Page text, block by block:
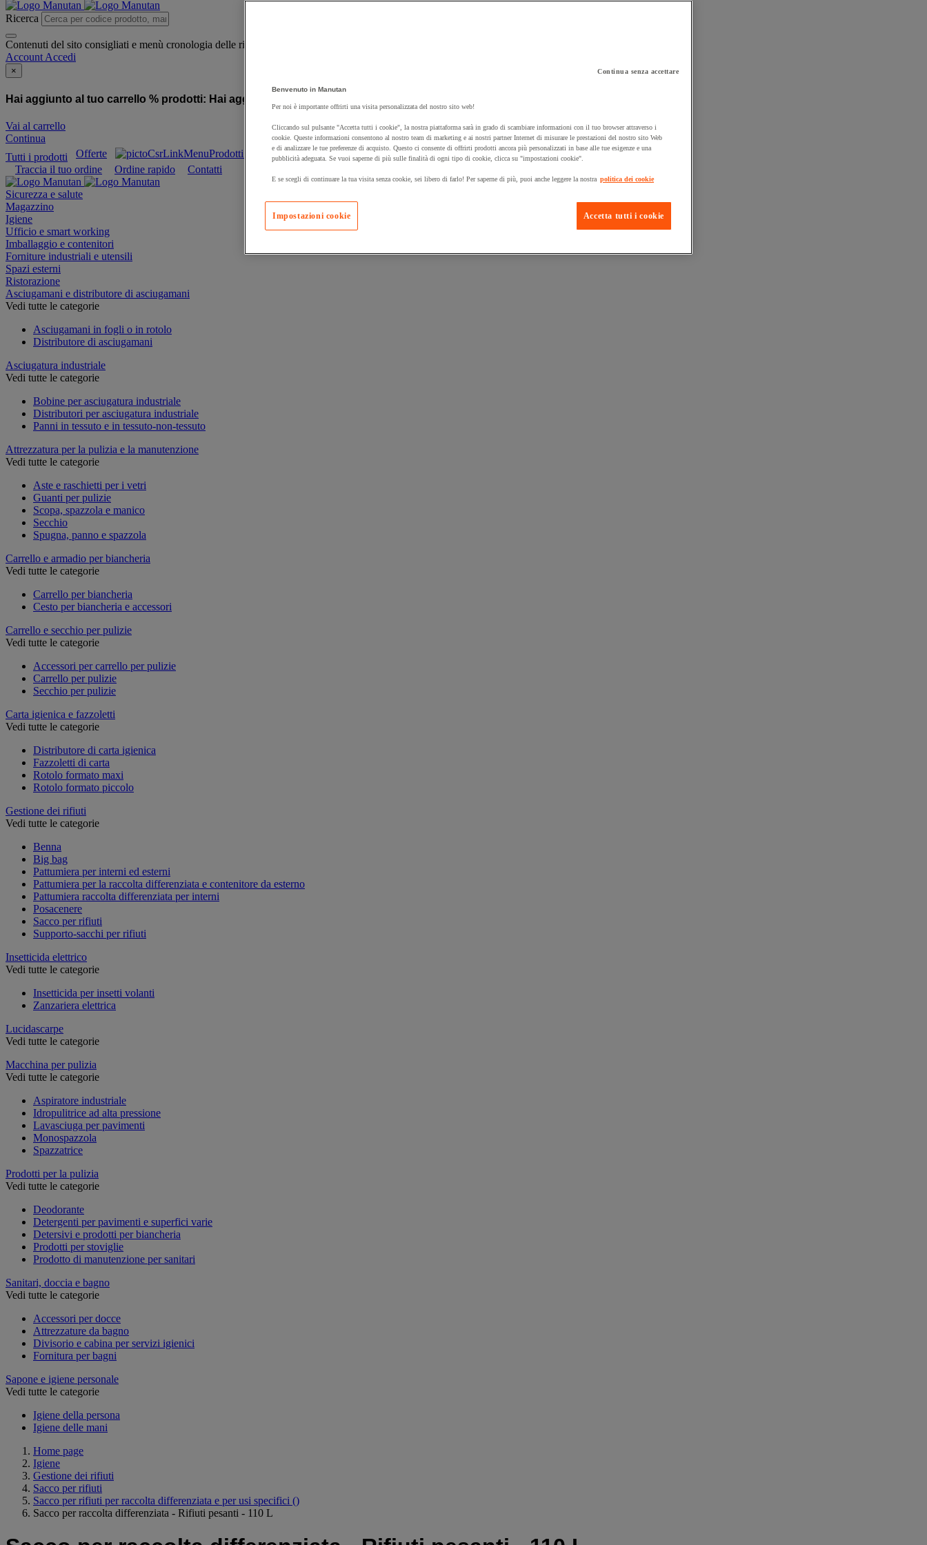
Ricerca
Contenuti del sito consigliati e menù cronologia delle ricerche
Account Accedi
×
Hai aggiunto al tuo carrello % prodotti: Hai aggiunto al tuo carrello un prodotto:
Vai al carrello
Continua
Tutti i prodotti
Offerte Prodotti sostenibili Manutan Expert
Prodotti in pronta consegna
Traccia il tuo ordine
Ordine rapido Contatti
Sicurezza e salute
Magazzino
Igiene
Ufficio e smart working
Imballaggio e contenitori
Forniture industriali e utensili
Spazi esterni
Ristorazione
Asciugamani e distributore di asciugamani
Vedi tutte le categorie
Asciugamani in fogli o in rotolo
Distributore di asciugamani
Asciugatura industriale
Vedi tutte le categorie
Bobine per asciugatura industriale
Distributori per asciugatura industriale
Panni in tessuto e in tessuto-non-tessuto
Attrezzatura per la pulizia e la manutenzione
Vedi tutte le categorie
Aste e raschietti per i vetri
Guanti per pulizie
Scopa, spazzola e manico
Secchio
Spugna, panno e spazzola
Carrello e armadio per biancheria
Vedi tutte le categorie
Carrello per biancheria
Cesto per biancheria e accessori
Carrello e secchio per pulizie
Vedi tutte le categorie
Accessori per carrello per pulizie
Carrello per pulizie
Secchio per pulizie
Carta igienica e fazzoletti
Vedi tutte le categorie
Distributore di carta igienica
Fazzoletti di carta
Rotolo formato maxi
Rotolo formato piccolo
Gestione dei rifiuti
Vedi tutte le categorie
Benna
Big bag
Pattumiera per interni ed esterni
Pattumiera per la raccolta differenziata e contenitore da esterno
Pattumiera raccolta differenziata per interni
Posacenere
Sacco per rifiuti
Supporto-sacchi per rifiuti
Insetticida elettrico
Vedi tutte le categorie
Insetticida per insetti volanti
Zanzariera elettrica
Lucidascarpe
Vedi tutte le categorie
Macchina per pulizia
Vedi tutte le categorie
Aspiratore industriale
Idropulitrice ad alta pressione
Lavasciuga per pavimenti
Monospazzola
Spazzatrice
Prodotti per la pulizia
Vedi tutte le categorie
Deodorante
Detergenti per pavimenti e superfici varie
Detersivi e prodotti per biancheria
Prodotti per stoviglie
Prodotto di manutenzione per sanitari
Sanitari, doccia e bagno
Vedi tutte le categorie
Accessori per docce
Attrezzature da bagno
Divisorio e cabina per servizi igienici
Fornitura per bagni
Sapone e igiene personale
Vedi tutte le categorie
Igiene della persona
Igiene delle mani
Home page
Igiene
Gestione dei rifiuti
Sacco per rifiuti
Sacco per rifiuti per raccolta differenziata e per usi specifici ()
Sacco per raccolta differenziata - Rifiuti pesanti - 110 L
Continua senza accettare
Benvenuto in Manutan
Per noi è importante offrirti una visita personalizzata del nostro sito web!
Cliccando sul pulsante "Accetta tutti i cookie", la nostra piattaforma sarà in grado di scambiare informazioni con il tuo browser attraverso i
cookie. Queste informazioni consentono al nostro team di marketing e ai nostri partner Internet di misurare le prestazioni del nostro sito Web
e di analizzare le tue preferenze di acquisto. Questo ci consente di offrirti prodotti ancora più personalizzati in base alle tue esigenze e una
pubblicità adeguata. Se vuoi saperne di più sulle finalità di ogni tipo di cookie, clicca su "impostazioni cookie".
E se scegli di continuare la tua visita senza cookie, sei libero di farlo! Per saperne di più, puoi anche leggere la nostra politica dei cookie
Accetta tutti i cookie
Impostazioni cookie